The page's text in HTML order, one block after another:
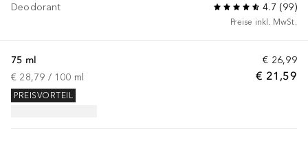
Deodorant 4.7 (99)
Preise inkl. MwSt.
€ 26,99
€ 21,59
75 ml
€ 28,79 / 100 ml
PREISVORTEIL